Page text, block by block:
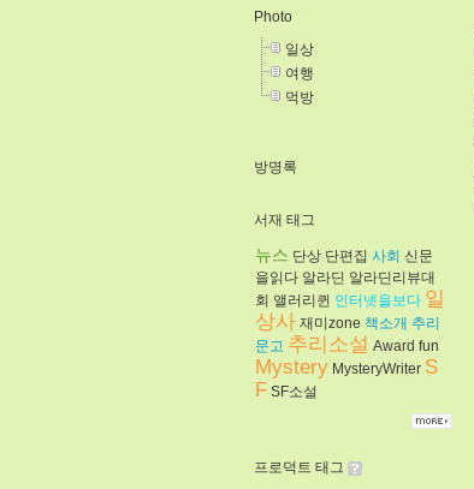
Photo
일상
여행
먹방
방명록
서재 태그
뉴스 단상 단편집 사회 신문
을읽다 알라딘 알라딘리뷰대
회 앨러리퀸 인터넷을보다 일
상사 재미zone 책소개 추리
문고 추리소설 Award fun
Mystery MysteryWriter S
F SF소설
프로덕트 태그